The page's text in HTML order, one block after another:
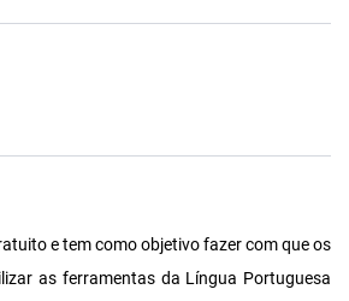
e tem como objetivo fazer com que os
as ferramentas da Língua Portuguesa